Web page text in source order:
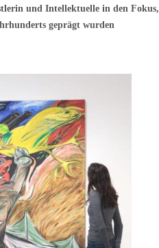
und Intellektuelle in den Fokus,
geprägt wurden